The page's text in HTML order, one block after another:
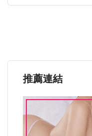
推薦連結